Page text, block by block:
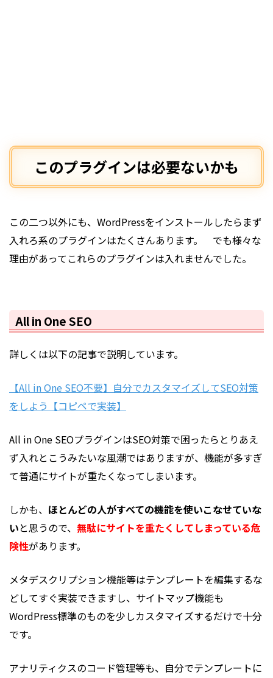
このプラグインは必要ないかも
この二つ以外にも、WordPressをインストールしたらまず
入れろ系のプラグインはたくさんあります。 でも様々な
理由があってこれらのプラグインは入れませんでした。
All in One SEO
詳しくは以下の記事で説明しています。
【All in One SEO不要】自分でカスタマイズしてSEO対策
をしよう【コピペで実装】
All in One SEOプラグインはSEO対策で困ったらとりあえ
ず入れとこうみたいな風潮ではありますが、機能が多すぎ
て普通にサイトが重たくなってしまいます。
しかも、 ほとんどの人がすべての機能を使いこなせていな
いと思うので、 無駄にサイトを重たくしてしまっている危
険性があります。
メタデスクリプション機能等はテンプレートを編集するな
どしてすぐ実装できますし、サイトマップ機能も
WordPress標準のものを少しカスタマイズするだけで十分
です。
アナリティクスのコード管理等も、自分でテンプレートに